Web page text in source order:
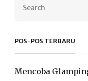
POS-POS TERBARU
Mencoba